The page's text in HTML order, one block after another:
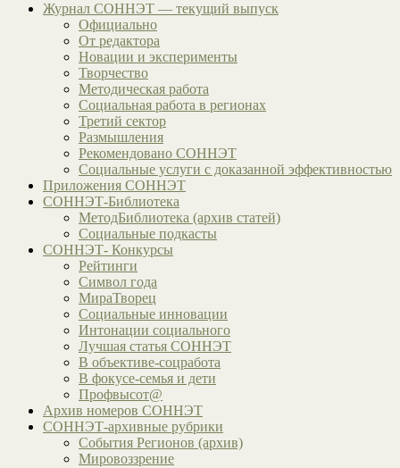
Журнал СОННЭТ — текущий выпуск
Официально
От редактора
Новации и эксперименты
Творчество
Методическая работа
Социальная работа в регионах
Третий сектор
Размышления
Рекомендовано СОННЭТ
Социальные услуги с доказанной эффективностью
Приложения СОННЭТ
СОННЭТ-Библиотека
МетодБиблиотека (архив статей)
Социальные подкасты
СОННЭТ- Конкурсы
Рейтинги
Символ года
МираТворец
Социальные инновации
Интонации социального
Лучшая статья СОННЭТ
В объективе-соцработа
В фокусе-семья и дети
Профвысот@
Архив номеров СОННЭТ
СОННЭТ-архивные рубрики
События Регионов (архив)
Мировоззрение